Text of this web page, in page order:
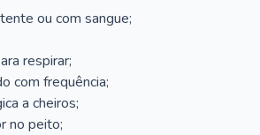
ou com sangue;
respirar;
com frequência;
a cheiros;
no peito;